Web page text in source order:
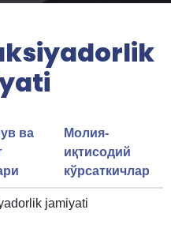
ва
Молия-
иқтисодий
кўрсаткичлар
jamiyati